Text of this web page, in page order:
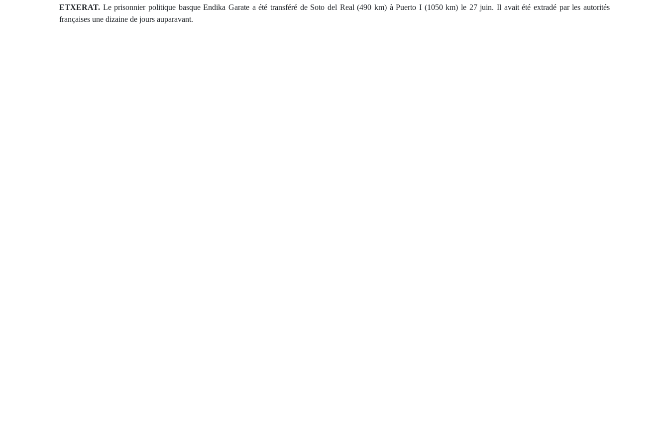
ETXERAT. Le prisonnier politique basque Endika Garate a été transféré de Soto del Real (490 km) à Puerto I (1050 km) le 27 juin. Il avait été extradé par les autorités
françaises une dizaine de jours auparavant.